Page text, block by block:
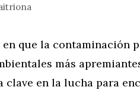
que la contaminación
más
clave en la lucha para